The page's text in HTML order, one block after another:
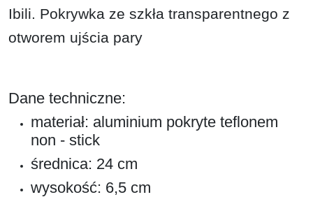
Ibili. Pokrywka ze szkła transparentnego z
otworem ujścia pary
Dane techniczne:
materiał: aluminium pokryte teflonem
non - stick
średnica: 24 cm
wysokość: 6,5 cm